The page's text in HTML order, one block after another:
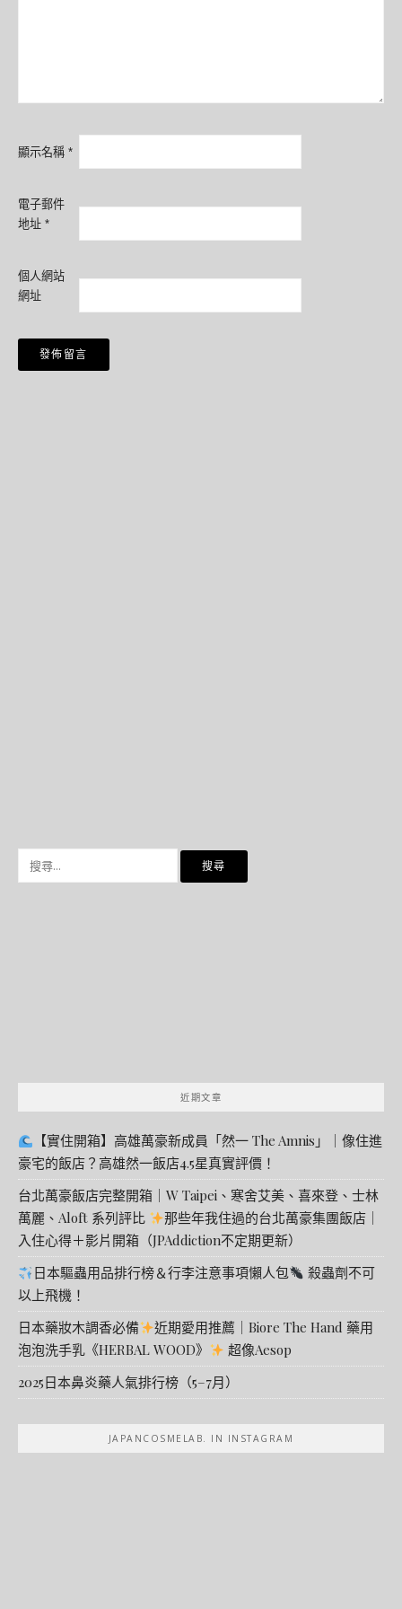
顯示名稱 *
電子郵件
地址 *
個人網站
網址
近期文章
【實住開箱】高雄萬豪新成員「然一 The Amnis」｜像住進
豪宅的飯店？高雄然一飯店4.5星真實評價！
台北萬豪飯店完整開箱｜W Taipei、寒舍艾美、喜來登、士林
萬麗、Aloft 系列評比
那些年我住過的台北萬豪集團飯店｜
入住心得＋影片開箱（JPAddiction不定期更新）
日本驅蟲用品排行榜＆行李注意事項懶人包
殺蟲劑不可
以上飛機！
日本藥妝木調香必備
近期愛用推薦｜Biore The Hand 藥用
泡泡洗手乳《HERBAL WOOD》
超像Aesop
2025日本鼻炎藥人氣排行榜（5–7月）
JAPANCOSMELAB. IN INSTAGRAM